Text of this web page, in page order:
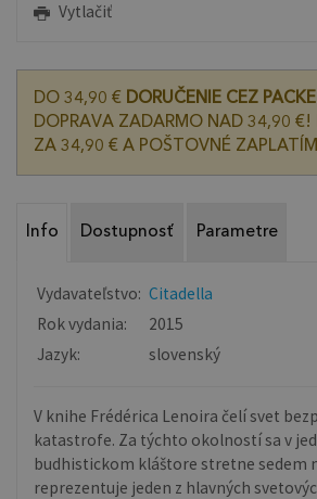
Vytlačiť
DO 34,90 € DORUČENIE CEZ
DOPRAVA ZADARMO NAD 34,90 €!
ZA 34,90 € A POŠTOVNÉ
Info Dostupnosť Parametre
Vydavateľstvo: Citadella
Rok vydania:
2015
Jazyk:
slovenský
V knihe Frédérica Lenoira čelí svet
katastrofe. Za týchto okolností sa v
budhistickom kláštore stretne sedem
reprezentuje jeden z hlavných